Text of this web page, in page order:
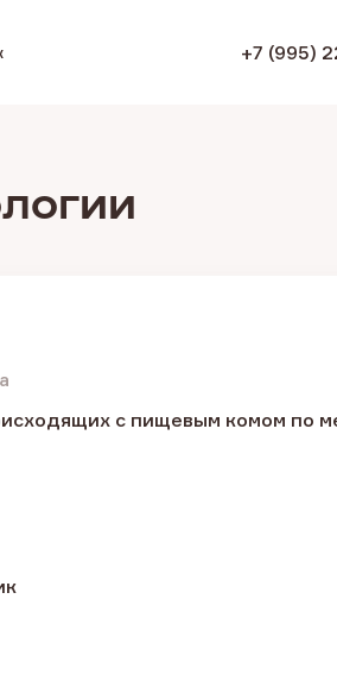
+7 (995)
с пищевым комом по